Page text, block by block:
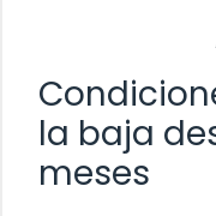
la baja
meses